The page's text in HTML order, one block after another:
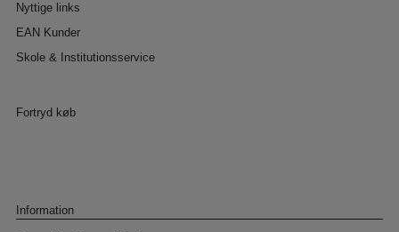
Nyttige links
EAN Kunder
Skole & Institutionsservice
Fortryd køb
Information